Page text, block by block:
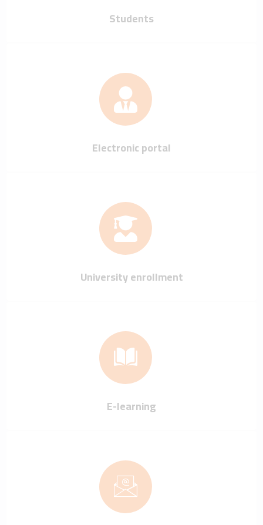
Students
Electronic portal
University enrollment
E-learning